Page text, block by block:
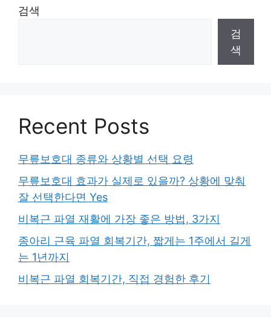
검색
검
색
Recent Posts
무릎보호대 종류와 상황별 선택 요령
무릎보호대 효과가 실제로 있을까? 상황에 맞춰
잘 선택한다면 Yes
비복근 파열 재활에 가장 좋은 방법, 3가지
종아리 근육 파열 회복기간, 짧게는 1주에서 길게
는 1년까지
비복근 파열 회복기간, 직접 경험한 후기